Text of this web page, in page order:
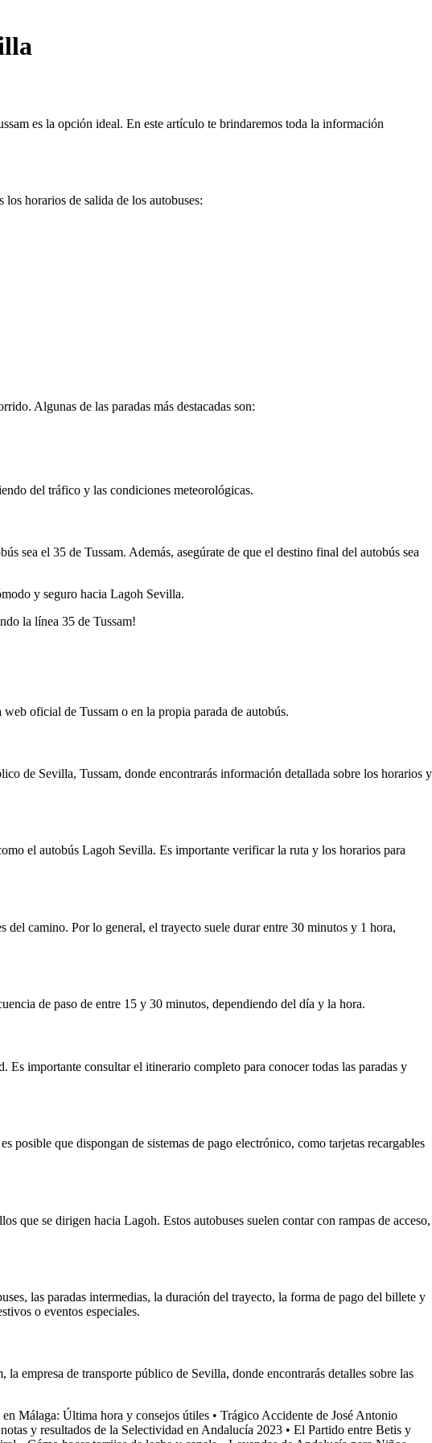
es la opción ideal. En este artículo te brindaremos toda la información
horarios de salida de los autobuses:
Algunas de las paradas más destacadas son:
del tráfico y las condiciones meteorológicas.
sea el 35 de Tussam. Además, asegúrate de que el destino final del autobús sea
y seguro hacia Lagoh Sevilla.
la línea 35 de Tussam!
oficial de Tussam o en la propia parada de autobús.
de Sevilla, Tussam, donde encontrarás información detallada sobre los horarios y
el autobús Lagoh Sevilla. Es importante verificar la ruta y los horarios para
camino. Por lo general, el trayecto suele durar entre 30 minutos y 1 hora,
de paso de entre 15 y 30 minutos, dependiendo del día y la hora.
Es importante consultar el itinerario completo para conocer todas las paradas y
posible que dispongan de sistemas de pago electrónico, como tarjetas recargables
que se dirigen hacia Lagoh. Estos autobuses suelen contar con rampas de acceso,
las paradas intermedias, la duración del trayecto, la forma de pago del billete y
o eventos especiales.
empresa de transporte público de Sevilla, donde encontrarás detalles sobre las
Málaga: Última hora y consejos útiles • Trágico Accidente de José Antonio
y resultados de la Selectividad en Andalucía 2023 • El Partido entre Betis y